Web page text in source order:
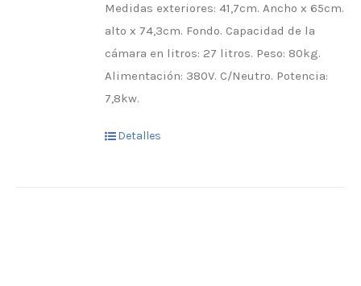
Medidas exteriores: 41,7cm. Ancho x 65cm.
alto x 74,3cm. Fondo. Capacidad de la
cámara en litros: 27 litros. Peso: 80kg.
Alimentación: 380V. C/Neutro. Potencia:
7,8kw.
Detalles